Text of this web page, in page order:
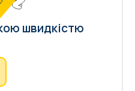
швидкістю